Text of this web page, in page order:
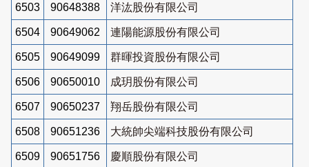
6503 90648388 洋汯股份有限公司
6504 90649062 連陽能源股份有限公司
6505 90649099 群暉投資股份有限公司
6506 90650010 成玥股份有限公司
6507 90650237 翔岳股份有限公司
6508 90651236 大統帥尖端科技股份有限公司
6509 90651756 慶順股份有限公司